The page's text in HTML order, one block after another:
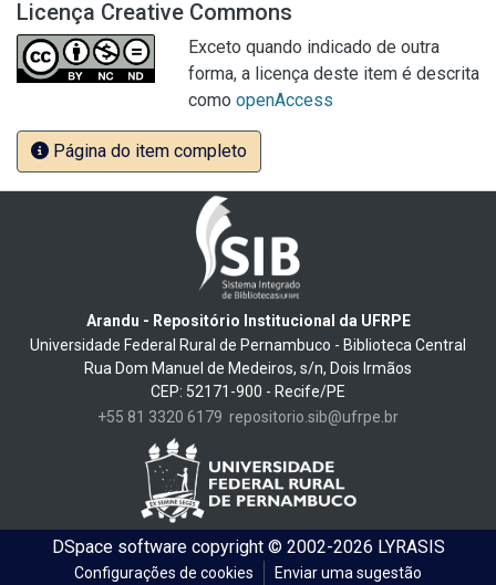
Licença Creative Commons
Exceto quando indicado de outra
forma, a licença deste item é descrita
como openAccess
Página do item completo
Arandu - Repositório Institucional da UFRPE
Universidade Federal Rural de Pernambuco - Biblioteca Central
Rua Dom Manuel de Medeiros, s/n, Dois Irmãos
CEP: 52171-900 - Recife/PE
+55 81 3320 6179 repositorio.sib@ufrpe.br
DSpace softwarecopyright © 2002-2026 LYRASIS
Configurações de cookies Enviar uma sugestão